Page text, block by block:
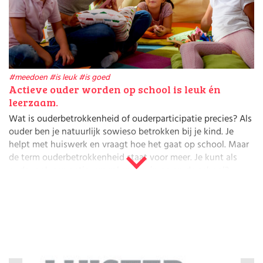
Kinderopvang
Onderwijs
Opvoeding
Ouderschap
Veiligheid
Verlof
Werk
#meedoen #is leuk #is goed
Actieve ouder worden op school is leuk én
leerzaam.
Wat is ouderbetrokkenheid of ouderparticipatie precies? Als
ouder ben je natuurlijk sowieso betrokken bij je kind. Je
helpt met huiswerk en vraagt hoe het gaat op school. Maar
de term ouderbetrokkenheid staat voor meer. Je kunt als
ouder ook een actievere rol spelen in en op de school?
op school leert, helpt dat enorm. Zoek naar een manier die